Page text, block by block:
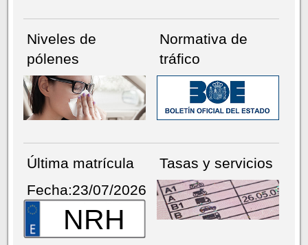
Niveles de
pólenes
Normativa de
tráfico
Última matrícula
Fecha:23/07/2026
NRH
Tasas y servicios